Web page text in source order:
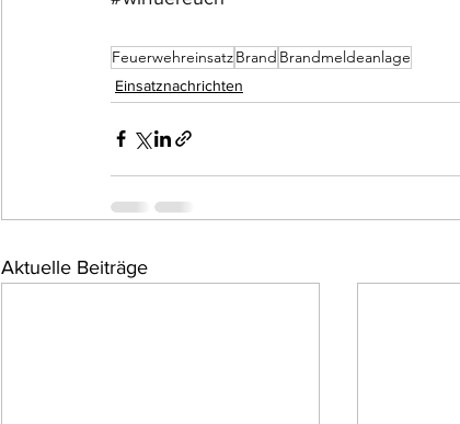
FeuerwehreinsatzBrand Brandmeldeanlage
Einsatznachrichten
Aktuelle Beiträge